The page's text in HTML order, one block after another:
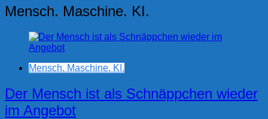
Mensch. Maschine. KI.
Mensch. Maschine. KI.
Der Mensch ist als Schnäppchen wieder
im Angebot